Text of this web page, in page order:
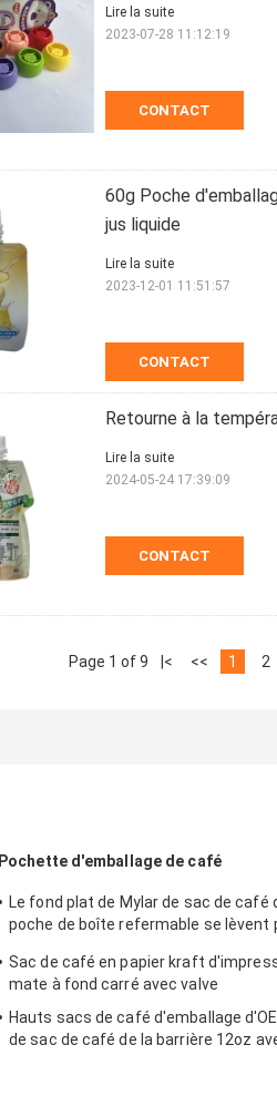
CONTACT
Lire la suite
2023-07-28 11:12:19
60g Poche
jus liquide
CONTACT
Lire la suite
2023-12-01 11:51:57
Retourne à la
CONTACT
Lire la suite
2024-05-24 17:39:09
Page 1 of 9 |< << 1 2
Pochette d'emballage de café
Le fond plat de Mylar de sac de café
poche de boîte refermable se lèvent
Sac de café en papier kraft
mate à fond carré avec valve
Hauts sacs de café d'emballage
de sac de café de la barrière 12oz